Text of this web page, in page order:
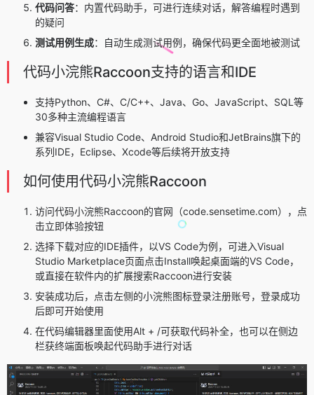
代码问答：内置代码助手，可进行连续对话，解答编程时遇到
的疑问
测试用例生成：自动生成测试用例，确保代码更全面地被测试
代码小浣熊Raccoon支持的语言和IDE
支持Python、C#、C/C++、Java、Go、JavaScript、SQL等
30多种主流编程语言
兼容Visual Studio Code、Android Studio和JetBrains旗下的
系列IDE，Eclipse、Xcode等后续将开放支持
如何使用代码小浣熊Raccoon
访问代码小浣熊Raccoon的官网（code.sensetime.com），点
击立即体验按钮
选择下载对应的IDE插件，以VS Code为例，可进入Visual
Studio Marketplace页面点击Install唤起桌面端的VS Code，
或直接在软件内的扩展搜索Raccoon进行安装
安装成功后，点击左侧的小浣熊图标登录注册账号，登录成功
后即可开始使用
在代码编辑器里面使用Alt + /可获取代码补全，也可以在侧边
栏获终端面板唤起代码助手进行对话